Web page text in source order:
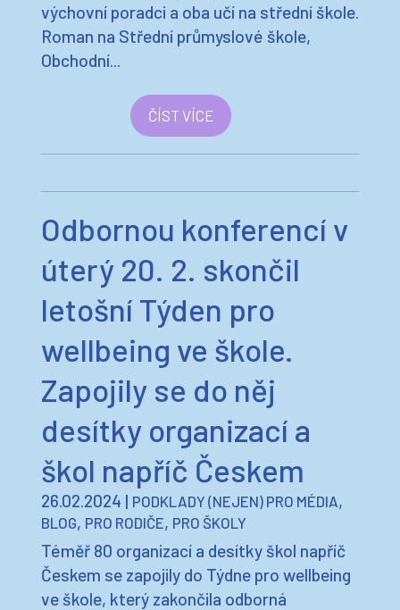
výchovní poradci a oba učí na střední škole.
Roman na Střední průmyslové škole,
Obchodní...
ČÍST VÍCE
Odbornou konferencí v
úterý 20. 2. skončil
letošní Týden pro
wellbeing ve škole.
Zapojily se do něj
desítky organizací a
škol napříč Českem
26.02.2024 | PODKLADY (NEJEN) PRO MÉDIA,
BLOG, PRO RODIČE, PRO ŠKOLY
Téměř 80 organizací a desítky škol napříč
Českem se zapojily do Týdne pro wellbeing
ve škole, který zakončila odborná